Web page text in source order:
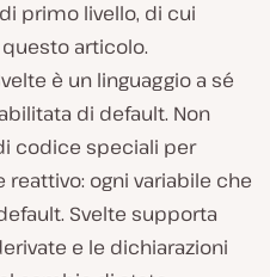
primo livello, di cui
articolo.
è un linguaggio a sé
di default. Non
codice speciali per
ogni variabile che
Svelte supporta
e le dichiarazioni